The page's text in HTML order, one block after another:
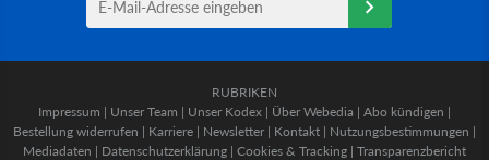
RUBRIKEN
Impressum | Unser Team | Unser Kodex | Über Webedia | Abo kündigen |
Bestellung widerrufen | Karriere | Newsletter | Kontakt | Nutzungsbestimmungen |
Mediadaten | Datenschutzerklärung | Cookies & Tracking | Transparenzbericht